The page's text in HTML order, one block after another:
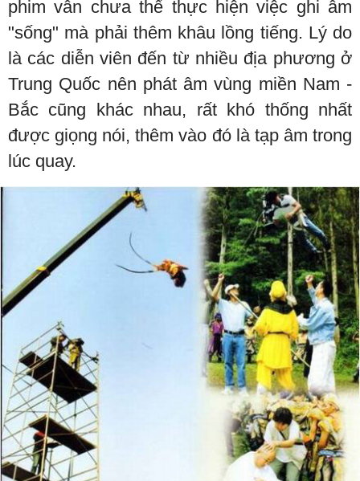
phim vẫn chưa thể thực hiện việc ghi âm
"sống" mà phải thêm khâu lồng tiếng. Lý do
là các diễn viên đến từ nhiều địa phương ở
Trung Quốc nên phát âm vùng miền Nam -
Bắc cũng khác nhau, rất khó thống nhất
được giọng nói, thêm vào đó là tạp âm trong
lúc quay.